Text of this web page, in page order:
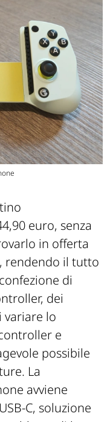
euro, senza
in offerta
rendendo il tutto
di
dei
lo
e
possibile
La
avviene
C, soluzione